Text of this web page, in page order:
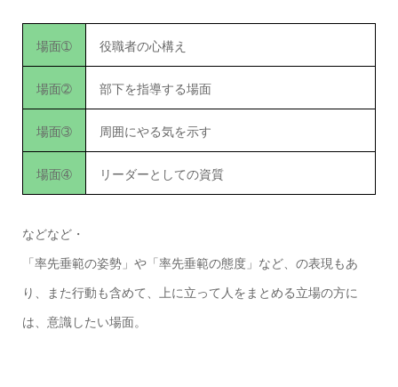
場面➀ 役職者の心構え
場面➁ 部下を指導する場面
場面➂ 周囲にやる気を示す
場面➃ リーダーとしての資質
などなど・
「率先垂範の姿勢」や「率先垂範の態度」など、の表現もあ
り、また行動も含めて、上に立って人をまとめる立場の方に
は、意識したい場面。